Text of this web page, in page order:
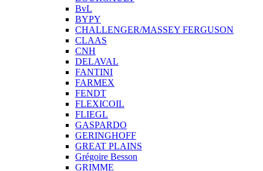
BvL
BYPY
CHALLENGER/MASSEY FERGUSON
CLAAS
CNH
DELAVAL
FANTINI
FARMEX
FENDT
FLEXICOIL
FLIEGL
GASPARDO
GERINGHOFF
GREAT PLAINS
Grégoire Besson
GRIMME